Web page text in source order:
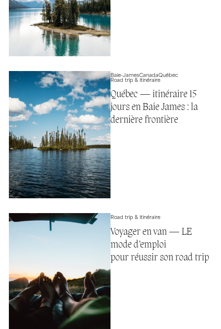
Baie-JamesCanadaQuébec
Road trip & itinéraire
Québec — itinéraire 15
jours en Baie James : la
dernière frontière
Road trip & itinéraire
Voyager en van — LE
mode d’emploi
pour réussir son road trip